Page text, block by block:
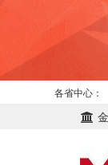
各省中心：